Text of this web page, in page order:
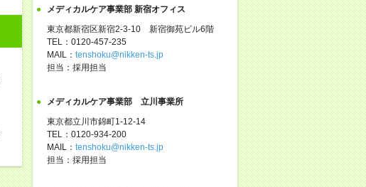
メディカルケア事業部 新宿オフィス
東京都新宿区新宿2-3-10 新宿御苑ビル6階
TEL：0120-457-235
MAIL： tenshoku@nikken-ts.jp
担当：採用担当
メディカルケア事業部 立川事業所
東京都立川市錦町1-12-14
TEL：0120-934-200
MAIL： tenshoku@nikken-ts.jp
担当：採用担当